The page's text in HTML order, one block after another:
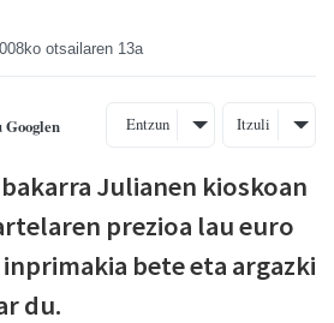
otsailaren 13a
Googlen Entzun Itzuli
Julianen kioskoan
prezioa lau euro
bete eta argazki
du.